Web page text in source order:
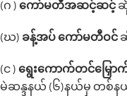
(ဂ ) ‌ကော်မတီအဆင့်ဆင့်
(ဃ) ခန့်အပ် ‌ကော်မတီဝင်
(င ) ရွေး‌ကောက်တင်‌မြှေ
မဲဆန္ဒနယ် (၆)နယ်မှ တစ်န